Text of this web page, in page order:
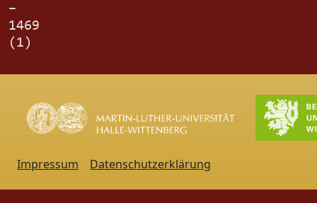
–
1469
(1)
Impressum Datenschutzerklärung